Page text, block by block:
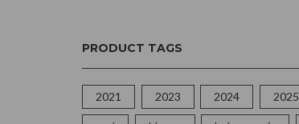
PRODUCT TAGS
2021 2023 2024 2025